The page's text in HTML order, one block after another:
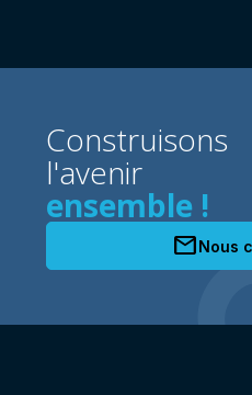
Construisons
l'avenir
ensemble !
mailNous